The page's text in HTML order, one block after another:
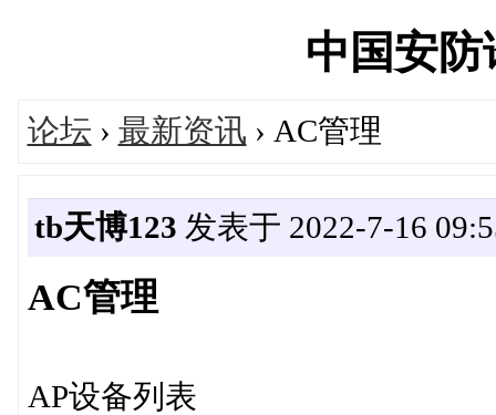
中国安
论坛 › 最新资讯 › AC管理
tb天博123 发表于 2022-7-16
AC管理
AP设备列表